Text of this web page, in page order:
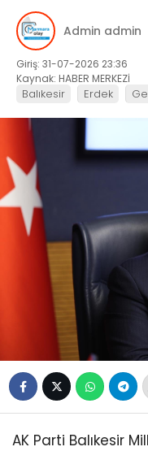
Admin admin
Giriş: 31-07-2026 23:36
Kaynak: HABER MERKEZİ
Balıkesir Erdek
AK Parti Balıkesir